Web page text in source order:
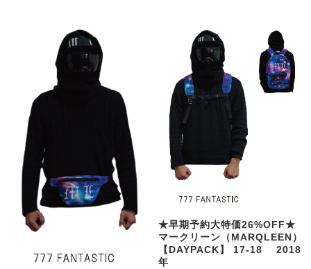
★早期予約大特価26%OFF★
マークリーン（MARQLEEN）
【DAYPACK】 17-18 2018
年